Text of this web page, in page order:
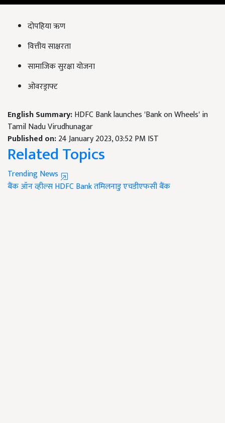
दोपहिया ऋण
वित्तीय साक्षरता
सामाजिक सुरक्षा योजना
ओवरड्राफ्ट
English Summary:HDFC Bank launches 'Bank on Wheels' in
Tamil Nadu Virudhunagar
Published on:24 January 2023, 03:52 PM IST
Related Topics
Trending News
बैंक ऑन व्हील्सHDFC Bankतमिलनाडुएचडीएफसी बैंक